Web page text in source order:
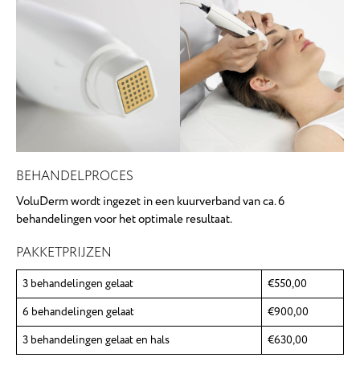
BEHANDELPROCES
VoluDerm wordt ingezet in een kuurverband van ca. 6
behandelingen voor het optimale resultaat.
PAKKETPRIJZEN
3 behandelingen gelaat
€550,00
6 behandelingen gelaat
€900,00
3 behandelingen gelaat en hals
€630,00